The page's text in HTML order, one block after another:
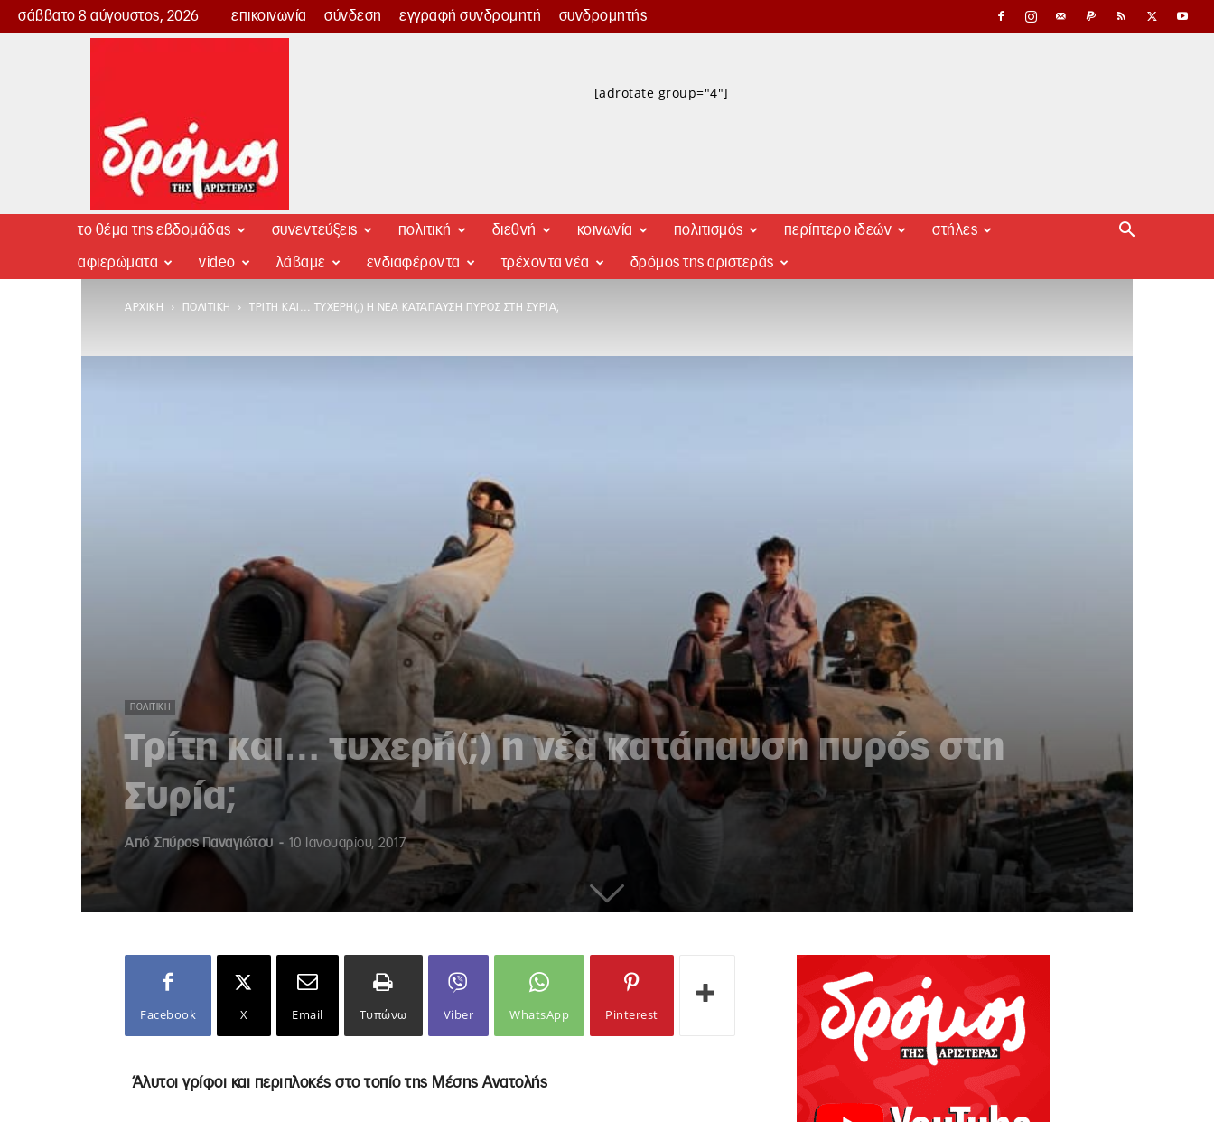
σάββατο 8 αύγουστος, 2026 επικοινωνία σύνδεση εγγραφή συνδρομητή συνδρομητής
Δρόμος
[adrotate group="4"]
το θέμα της εβδομάδας συνεντεύξεις πολιτική διεθνή κοινωνία πολιτισμός περίπτερο ιδεών στήλες
αφιερώματα video λάβαμε ενδιαφέροντα τρέχοντα νέα δρόμος της αριστεράς
ΑΡΧΙΚΉ ΠΟΛΙΤΙΚΉ ΤΡΊΤΗ ΚΑΙ… ΤΥΧΕΡΉ(;) Η ΝΈΑ ΚΑΤΆΠΑΥΣΗ ΠΥΡΌΣ ΣΤΗ ΣΥΡΊΑ;
ΠΟΛΙΤΙΚΉ
Τρίτη και… τυχερή(;) η νέα κατάπαυση πυρός στη
Συρία;
Από Σπύρος Παναγιώτου - 10 Ιανουαρίου, 2017
Facebook X Email Τυπώνω Viber WhatsApp Pinterest
Άλυτοι γρίφοι και περιπλοκές στο τοπίο της Μέσης Ανατολής